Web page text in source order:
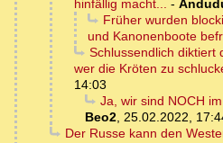
hinfällig macht... -
Früher wurden
und Kanonenboote
Schlussendlich diktiert
wer die Kröten zu
14:03
Ja, wir sind NOCH
Beo2, 25.02.2022,
Der Russe kann den